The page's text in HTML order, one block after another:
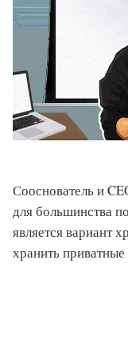
Сооснователь и
для большинства
является вариант
хранить